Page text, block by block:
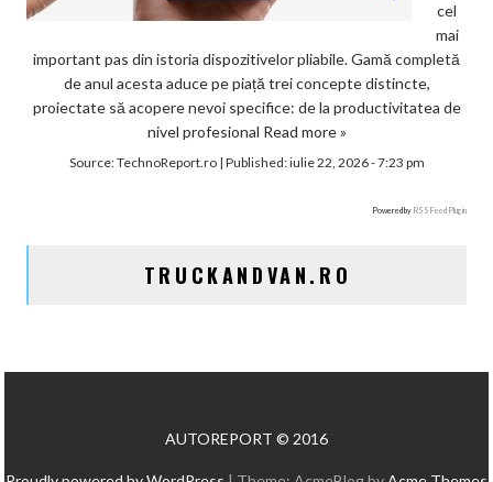
cel
mai
important pas din istoria dispozitivelor pliabile. Gamă completă
de anul acesta aduce pe piață trei concepte distincte,
proiectate să acopere nevoi specifice: de la productivitatea de
nivel profesional Read more »
Source:TechnoReport.ro| Published:iulie 22, 2026 - 7:23 pm
Powered by RSS Feed Plugin
TRUCKANDVAN.RO
AUTOREPORT © 2016